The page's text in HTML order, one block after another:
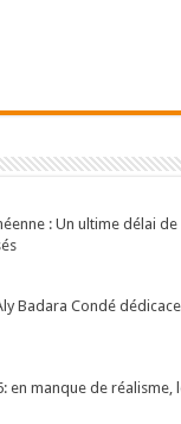
: Un ultime délai
Badara Condé
en manque de réalisme,